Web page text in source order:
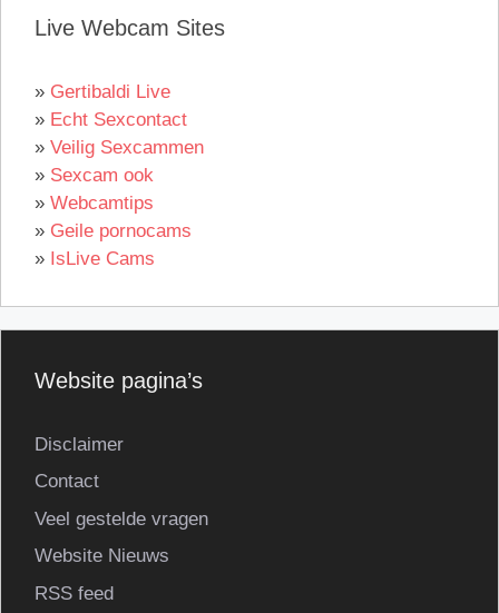
Live Webcam Sites
» Gertibaldi Live
» Echt Sexcontact
» Veilig Sexcammen
» Sexcam ook
» Webcamtips
» Geile pornocams
» IsLive Cams
Website pagina’s
Disclaimer
Contact
Veel gestelde vragen
Website Nieuws
RSS feed